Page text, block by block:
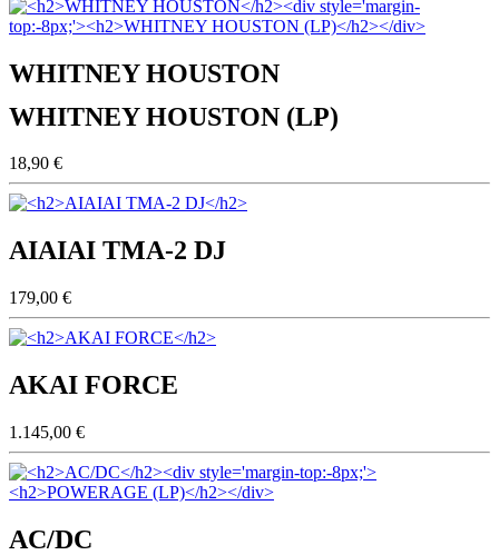
WHITNEY HOUSTON
WHITNEY HOUSTON (LP)
18,90 €
AIAIAI TMA-2 DJ
179,00 €
AKAI FORCE
1.145,00 €
AC/DC